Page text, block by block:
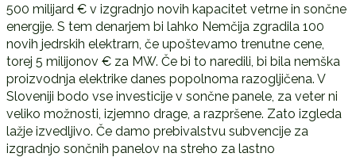
500 milijard € v izgradnjo novih kapacitet vetrne in sončne
energije. S tem denarjem bi lahko Nemčija zgradila 100
novih jedrskih elektrarn, če upoštevamo trenutne cene,
torej 5 milijonov € za MW. Če bi to naredili, bi bila nemška
proizvodnja elektrike danes popolnoma razogljičena. V
Sloveniji bodo vse investicije v sončne panele, za veter ni
veliko možnosti, izjemno drage, a razpršene. Zato izgleda
lažje izvedljivo. Če damo prebivalstvu subvencije za
izgradnjo sončnih panelov na streho za lastno